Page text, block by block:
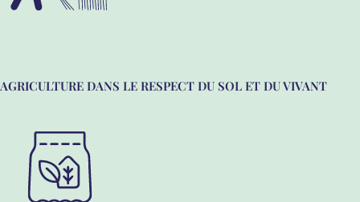
AGRICULTURE DANS LE RESPECT DU SOL ET DU VIVANT